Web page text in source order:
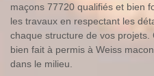
maçons 77720 qualifiés et bien
les travaux en respectant les
chaque structure de vos
bien fait à permis à Weiss
dans le milieu.